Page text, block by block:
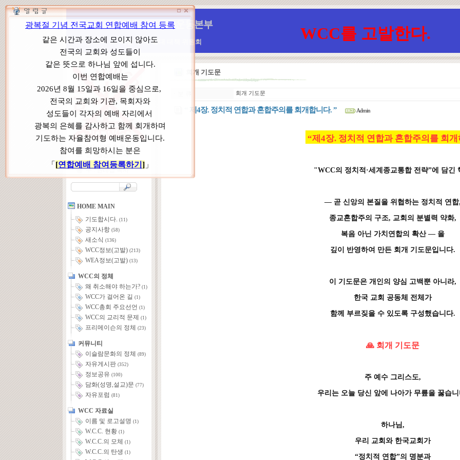
WCC 고발(반대)운동본부
특별 WCC 반대 대책 위원회 WCC를 고발한다.
본부장 : 박동호 목사
고 문 : 남성운 목사
위원장 : 이상원 목사
총 무 : 권태섭 목사
HOME MAIN
기도합시다. (11)
공지사항 (58)
새소식 (136)
WCC정보(고발) (213)
WEA정보(고발) (13)
WCC의 정체
왜 취소해야 하는가? (1)
WCC가 걸어온 길 (1)
WCC총회 주요선언 (1)
WCC의 교리적 문제 (1)
프리메이슨의 정체 (23)
커뮤니티
이슬람문화의 정체
(89)
자유게시판 (352)
정보공유 (100)
담화(성명,설교)문 (77)
자유포럼 (81)
WCC 자료실
이름 및 로고설명 (1)
W.C.C. 현황 (1)
W.C.C.의 모체 (1)
W.C.C.의 탄생 (1)
회개 기도문
회개 기도문
“ 제4장. 정치적 연합과 혼합주의를 회개합니다. ” Admin
“제4장. 정치적 연합과 혼합주의를 회
"WCC의 정치적·세계종교통합 전략”에 담긴
― 곧 신앙의 본질을 위협하는 정치적 연
종교혼합주의 구조, 교회의 분별력 약화,
복음 아닌 가치연합의 확산 ― 을
깊이 반영하여 만든 회개 기도문입니다.
이 기도문은 개인의 양심 고백뿐 아니라,
한국 교회 공동체 전체가
함께 부르짖을 수 있도록 구성했습니다.
🙏 회개 기도문
주 예수 그리스도,
우리는 오늘 당신 앞에 나아가 무릎을 꿇습
하나님,
우리 교회와 한국교회가
“정치적 연합”의 명분과